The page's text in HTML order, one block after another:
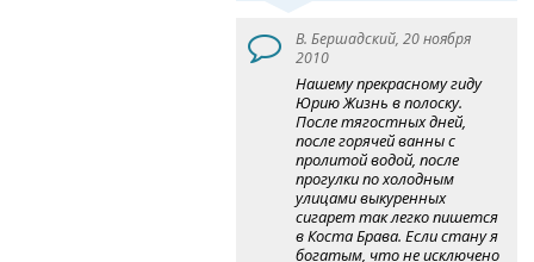
В. Бершадский, 20 ноября
2010
Нашему прекрасному гиду
Юрию Жизнь в полоску.
После тягостных дней,
после горячей ванны с
пролитой водой, после
прогулки по холодным
улицами выкуренных
сигарет так легко пишется
в Коста Брава. Если стану я
богатым, что не исключено